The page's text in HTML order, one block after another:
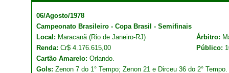
06/Agosto/1978
Campeonato Brasileiro - Copa Brasil - Semifinais
Local: Maracanã (Rio de Janeiro-RJ) Árbitro:
Renda: Cr$ 4.176.615,00 Público:
Cartão Amarelo: Orlando.
Gols: Zenon 7 do 1° Tempo; Zenon 21 e Dirceu 36 do 2° Tempo.